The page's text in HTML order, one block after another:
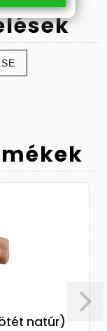
natúr)